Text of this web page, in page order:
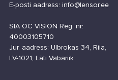
E-posti aadress: info@lensor.ee
SIA OC VISION Reg. nr:
40003105710
Jur. aadress: Ulbrokas 34, Riia,
LV-1021, Läti Vabariik